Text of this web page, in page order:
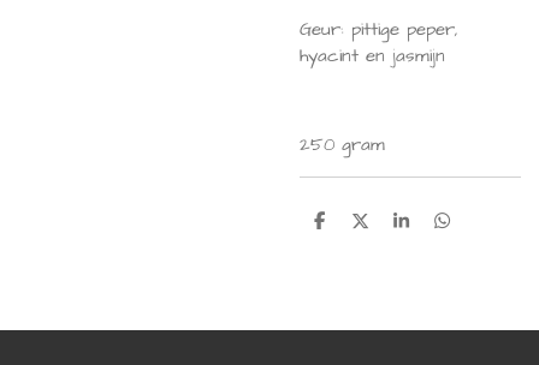
Geur: pittige peper,
hyacint en jasmijn
250 gram
D
D
S
D